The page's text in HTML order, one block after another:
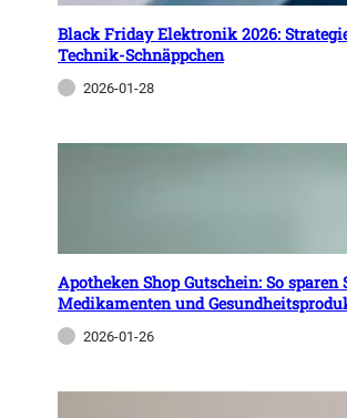
Black Friday Elektronik 2026:
Technik-Schnäppchen
2026-01-28
Apotheken Shop Gutschein: So sparen
Medikamenten und
2026-01-26